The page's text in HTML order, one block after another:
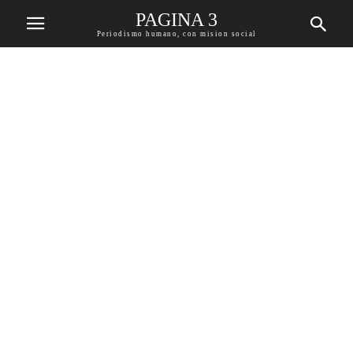
PAGINA 3
Periodismo humano, con mision social